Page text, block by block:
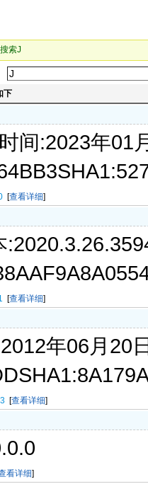
索J
下
间:2023年01
[查看详细]
[查看详细]
年06月20
[查看详细]
看详细]